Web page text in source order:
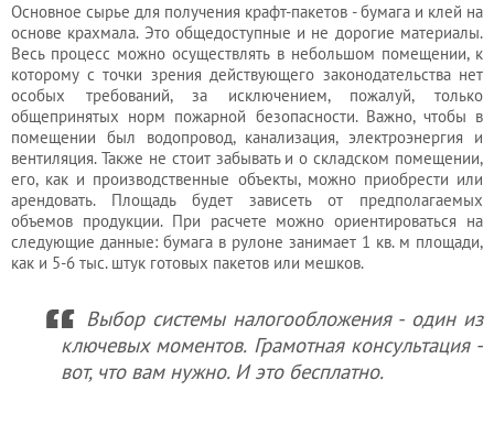
Основное сырье для получения крафт-пакетов - бумага и клей на
основе крахмала. Это общедоступные и не дорогие материалы.
Весь процесс можно осуществлять в небольшом помещении, к
которому с точки зрения действующего законодательства нет
особых требований, за исключением, пожалуй, только
общепринятых норм пожарной безопасности. Важно, чтобы в
помещении был водопровод, канализация, электроэнергия и
вентиляция. Также не стоит забывать и о складском помещении,
его, как и производственные объекты, можно приобрести или
арендовать. Площадь будет зависеть от предполагаемых
объемов продукции. При расчете можно ориентироваться на
следующие данные: бумага в рулоне занимает 1 кв. м площади,
как и 5-6 тыс. штук готовых пакетов или мешков.
Выбор системы налогообложения - один из
ключевых моментов. Грамотная консультация -
вот, что вам нужно. И это бесплатно.